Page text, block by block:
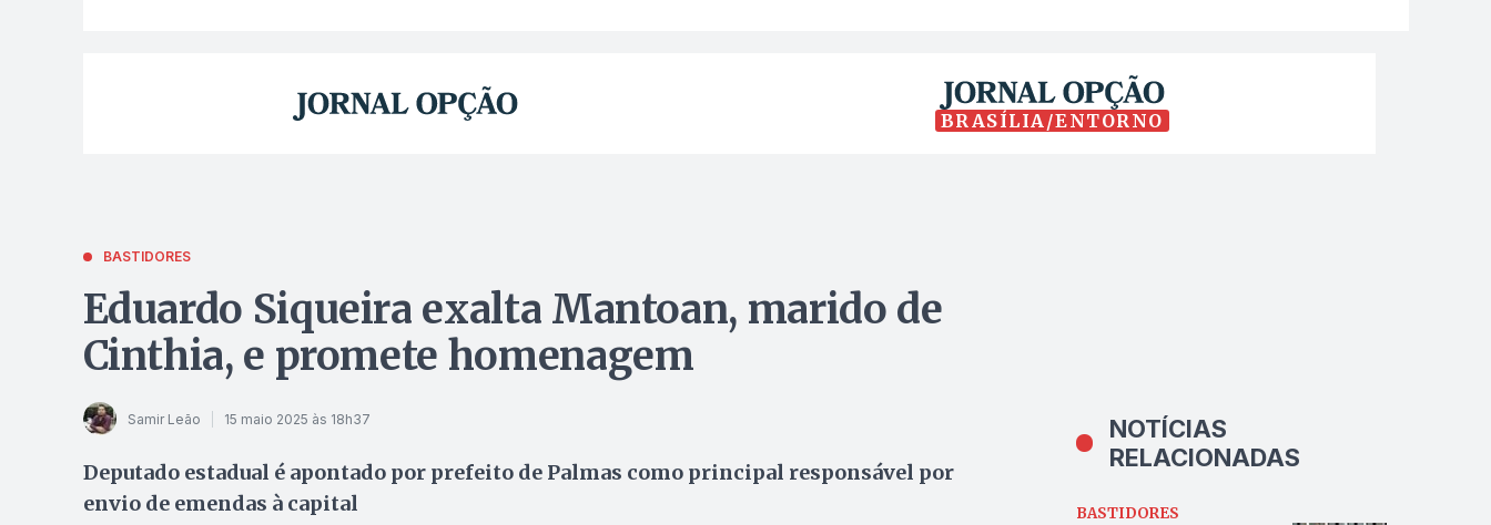
BRASÍLIA/ENTORNO
BASTIDORES
Eduardo Siqueira exalta Mantoan, marido de
Cinthia, e promete homenagem
Samir Leão 15 maio 2025 às 18h37
Deputado estadual é apontado por prefeito de Palmas como principal responsável por
envio de emendas à capital
NOTÍCIAS
RELACIONADAS
BASTIDORES